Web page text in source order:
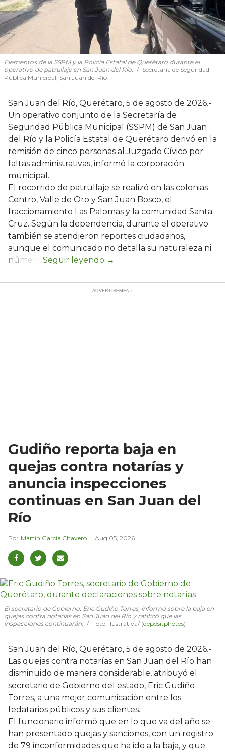
Elementos de la SSPM y la Policía Estatal de Querétaro durante el
operativo de patrullaje en San Juan del Río.
Secretaría de Seguridad
Pública Municipal, San Juan del Río
San Juan del Río, Querétaro, 5 de agosto de 2026.-
Un operativo conjunto de la Secretaría de
Seguridad Pública Municipal (SSPM) de San Juan
del Río y la Policía Estatal de Querétaro derivó en la
remisión de cinco personas al Juzgado Cívico por
faltas administrativas, informó la corporación
municipal.
El recorrido de patrullaje se realizó en las colonias
Centro, Valle de Oro y San Juan Bosco, el
fraccionamiento Las Palomas y la comunidad Santa
Cruz. Según la dependencia, durante el operativo
también se atendieron reportes ciudadanos,
aunque el comunicado no detalla su naturaleza ni
número.
Gudiño reporta baja en
quejas contra notarías y
anuncia inspecciones
continuas en San Juan del
Río
Martín García Chavero Aug 05, 2026
El secretario de Gobierno, Eric Gudiño Torres, informó sobre la baja en
quejas contra notarías en San Juan del Río y ratificó que las
inspecciones continuarán.
Foto: Ilustrativa/ (depositphotos)
San Juan del Río, Querétaro, 5 de agosto de 2026.-
Las quejas contra notarías en San Juan del Río han
disminuido de manera considerable, atribuyó el
secretario de Gobierno del estado, Eric Gudiño
Torres, a una mejor comunicación entre los
fedatarios públicos y sus clientes.
El funcionario informó que en lo que va del año se
han presentado quejas y sanciones, con un registro
de 79 inconformidades que ha ido a la baja, y que